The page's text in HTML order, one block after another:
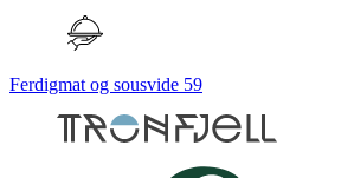
Ferdigmat og sousvide 59